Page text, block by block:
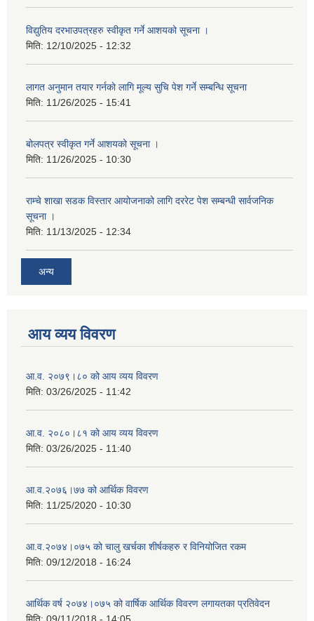
विद्युतिय दरभाउपत्रहरु स्वीकृत गर्ने आशयको सूचना ।
मिति: 12/10/2025 - 12:32
लागत अनुमान तयार गर्नकाे लागि मूल्य सुचि पेश गर्ने सम्बन्धि सूचना
मिति: 11/26/2025 - 15:41
बोलपत्र स्वीकृत गर्ने आशयको सूचना ।
मिति: 11/26/2025 - 10:30
राम्चे शाखा सडक विस्तार आयोजनाको लागि दररेट पेश सम्बन्धी सार्वजनिक
सूचना ।
मिति: 11/13/2025 - 12:34
अन्य
आय व्यय विवरण
आ.व. २०७९।८० को आय व्यय विवरण
मिति: 03/26/2025 - 11:42
आ.व. २०८०।८१ को आय व्यय विवरण
मिति: 03/26/2025 - 11:40
आ.व.२०७६।७७ को आर्थिक विवरण
मिति: 11/25/2020 - 10:30
आ.व.२०७४।०७५ को चालु खर्चका शीर्षकहरु र विनियोजित रकम
मिति: 09/12/2018 - 16:24
आर्थिक वर्ष २०७४।०७५ को वार्षिक आर्थिक विवरण लगायतका प्रतिवेदन
मिति: 09/11/2018 - 14:05